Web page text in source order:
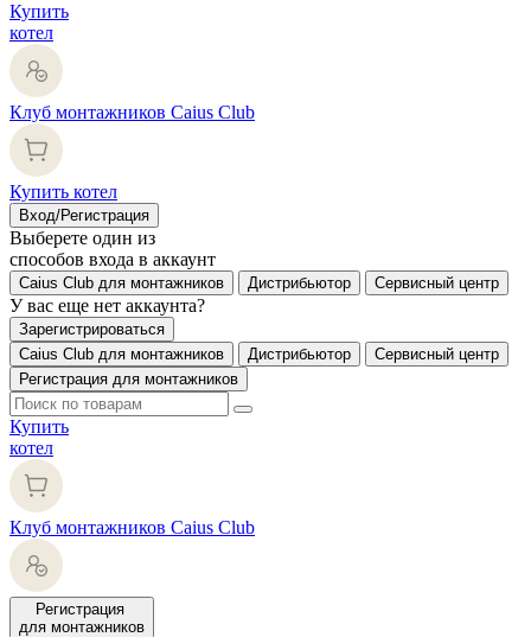
Купить
котел
Клуб монтажников Caius Club
Купить котел
Вход/Регистрация
Выберете один из
способов входа в аккаунт
Caius Club для монтажников Дистрибьютор Сервисный центр
У вас еще нет аккаунта?
Зарегистрироваться
Caius Club для монтажников
Дистрибьютор
Сервисный центр
Регистрация для монтажников
Купить
котел
Клуб монтажников Caius Club
Регистрация
для монтажников